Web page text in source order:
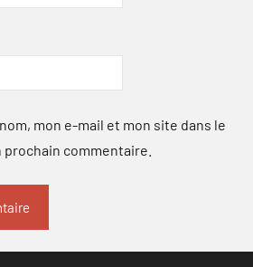
mon e-mail et mon site dans le
commentaire.